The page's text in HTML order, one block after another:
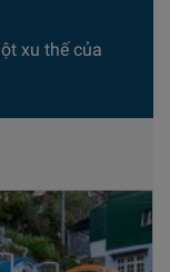
xu thế của